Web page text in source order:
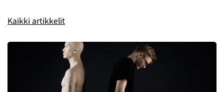
Kaikki artikkelit